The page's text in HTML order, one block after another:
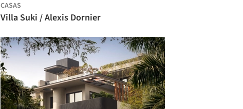
CASAS
Villa Suki / Alexis Dornier